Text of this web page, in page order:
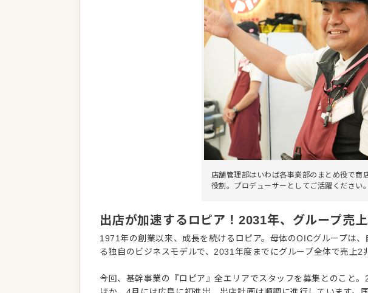
店舗管理部はいわば各事業部のまとめ役で商
役割。プロデューサーとしてご活躍ください。
出店が加速するロピア！2031年、グループ売
1971年の創業以来、成長を続けるロピア。母体のOICグループは
る独自のビジネスモデルで、2031年度までにグループ全体で売上2
今回、基幹事業の『ロピア』全エリアでスタッフを募集とのこと